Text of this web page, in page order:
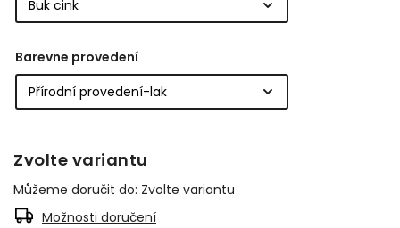
Barevne provedení
Zvolte variantu
Můžeme doručit do: Zvolte variantu
Možnosti doručení